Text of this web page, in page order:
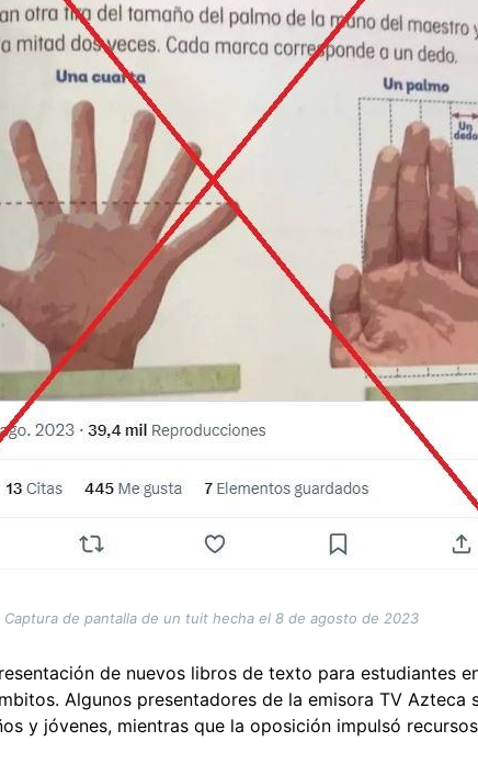
Captura de pantalla de un tuit hecha el 8 de agosto de 2023
de nuevos libros de texto para estudiantes
Algunos presentadores de la emisora TV Azteca
y jóvenes, mientras que la oposición impulsó